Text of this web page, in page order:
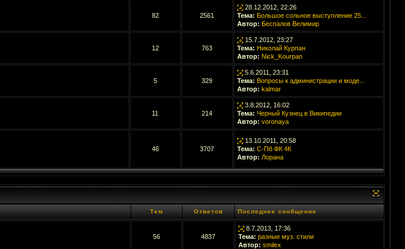
82 2561
28.12.2012, 22:26
Тема: Большое сольное выступление 25...
Автор: Беспалов Велимир
12 763
15.7.2012, 23:27
Тема: Николай Курпан
Автор: Nick_Kourpan
5 329
5.6.2011, 23:31
Тема: Вопросы к администрации и моде...
Автор: kalmar
11 214
3.8.2012, 16:02
Тема: Черный Кузнец в Википедии
Автор: voronaya
46 3707
13.10.2011, 20:58
Тема: С-Пб ФК 4К
Автор: Лорана
Тем Ответов Последнее сообщение
56 4837
8.7.2013, 17:36
Тема: разные муз. стили
Автор: smilex